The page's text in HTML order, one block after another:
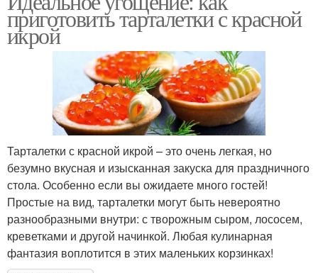
приготовить тарталетки с красной
икрой
Тарталетки с красной икрой – это очень легкая, но
безумно вкусная и изысканная закуска для праздничного
стола. Особенно если вы ожидаете много гостей!
Простые на вид, тарталетки могут быть невероятно
разнообразными внутри: с творожным сыром, лососем,
креветками и другой начинкой. Любая кулинарная
фантазия воплотится в этих маленьких корзинках!